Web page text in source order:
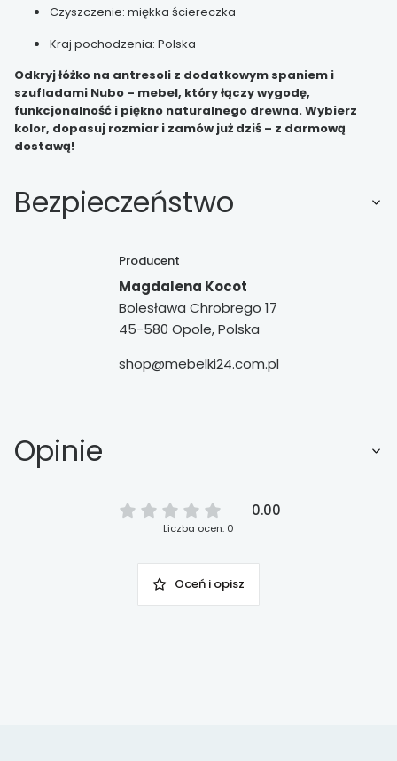
Czyszczenie: miękka ściereczka
Kraj pochodzenia: Polska
Odkryj łóżko na antresoli z dodatkowym spaniem i
szufladami Nubo – mebel, który łączy wygodę,
funkcjonalność i piękno naturalnego drewna. Wybierz
kolor, dopasuj rozmiar i zamów już dziś – z darmową
dostawą!
Bezpieczeństwo
Producent
Magdalena Kocot
Bolesława Chrobrego 17
45-580 Opole, Polska
shop@mebelki24.com.pl
Opinie
0.00
Liczba ocen: 0
Oceń i opisz